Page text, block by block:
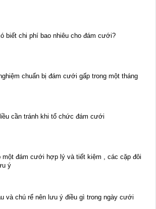
biết chi phí bao nhiêu cho đám cưới?
chuẩn bị đám cưới gấp trong một tháng
cần tránh khi tổ chức đám cưới
một đám cưới hợp lý và tiết kiệm , các cặp đôi
ý
và chú rể nên lưu ý điều gì trong ngày cưới